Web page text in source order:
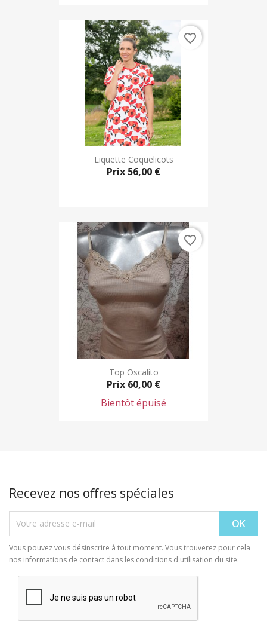
Liquette Coquelicots
Prix 56,00 €
favorite_border
Top Oscalito
Prix 60,00 €
Bientôt épuisé
favorite_border
Recevez nos offres spéciales
Vous pouvez vous désinscrire à tout moment. Vous trouverez pour cela
nos informations de contact dans les conditions d'utilisation du site.